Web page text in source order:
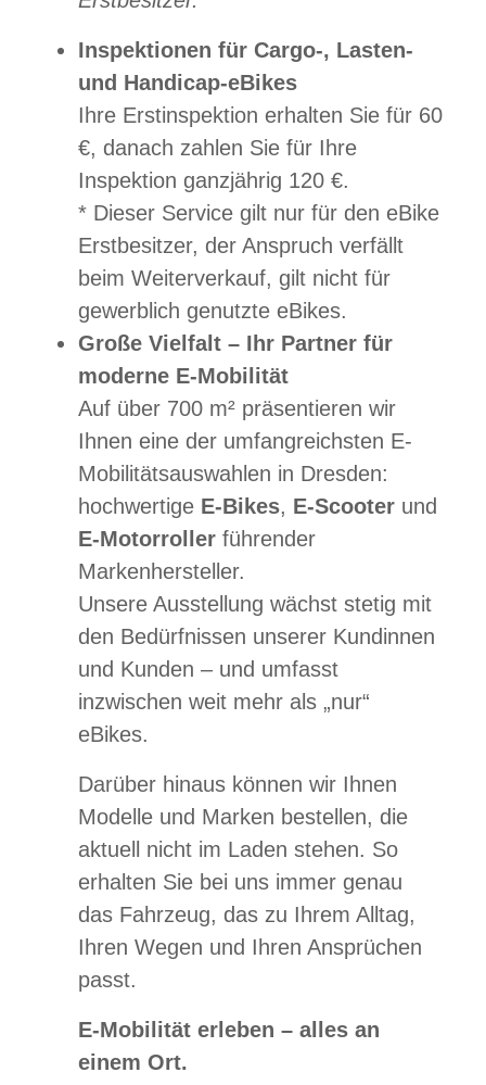
Inspektionen für Cargo-, Lasten-
und Handicap-eBikes
Ihre Erstinspektion erhalten Sie für 60
€, danach zahlen Sie für Ihre
Inspektion ganzjährig 120 €.
* Dieser Service gilt nur für den eBike
Erstbesitzer, der Anspruch verfällt
beim Weiterverkauf, gilt nicht für
gewerblich genutzte eBikes.
Große Vielfalt – Ihr Partner für
moderne E-Mobilität
Auf über 700 m² präsentieren wir
Ihnen eine der umfangreichsten E-
Mobilitätsauswahlen in Dresden:
hochwertige E-Bikes, E-Scooter und
E-Motorroller führender
Markenhersteller.
Unsere Ausstellung wächst stetig mit
den Bedürfnissen unserer Kundinnen
und Kunden – und umfasst
inzwischen weit mehr als „nur“
eBikes.
Darüber hinaus können wir Ihnen
Modelle und Marken bestellen, die
aktuell nicht im Laden stehen. So
erhalten Sie bei uns immer genau
das Fahrzeug, das zu Ihrem Alltag,
Ihren Wegen und Ihren Ansprüchen
passt.
E-Mobilität erleben – alles an
einem Ort.